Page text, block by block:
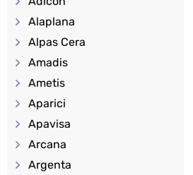
Alaplana
Alpas Cera
Amadis
Ametis
Aparici
Apavisa
Arcana
Argenta